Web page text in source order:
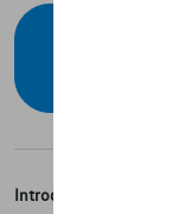
Introduction